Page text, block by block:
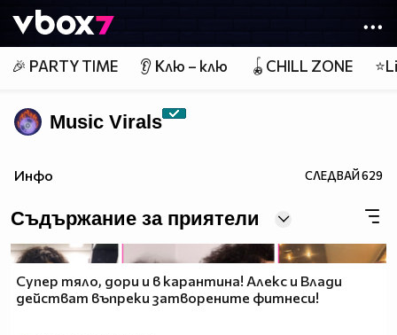
👾
🎉 PARTY TIME 👂 Клю – клю 🪀CHILL ZONE
Music Virals
Инфо СЛЕДВАЙ629
Съдържание за приятели
Супер тяло, дори и в карантина! Алекс и Влади
действат въпреки затворените фитнеси!